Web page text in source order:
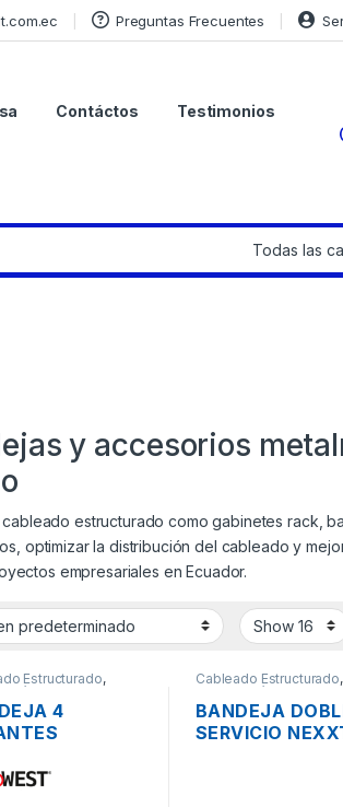
Preguntas Frecuentes
Contáctos Testimonios
y accesorios
estructurado como gabinetes rack,
optimizar la distribución del cableado y
empresariales en Ecuador.
Estructurado,
4
RACK 1UR
Cableado Estructurado,
Metalmecánicos
BANDEJA
SERVICIO